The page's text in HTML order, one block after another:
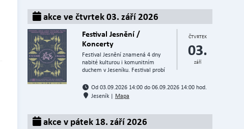
akce ve čtvrtek 03. září 2026
ČTVRTEK
03.
září
Festival Jesnění /
Koncerty
Festival Jesnění znamená 4 dny
nabité kulturou i komunitním
duchem v Jeseníku. Festival probí
Od 03.09.2026 14:00 do 06.09.2026 14:00 hod.
Jeseník | Mapa
akce v pátek 18. září 2026